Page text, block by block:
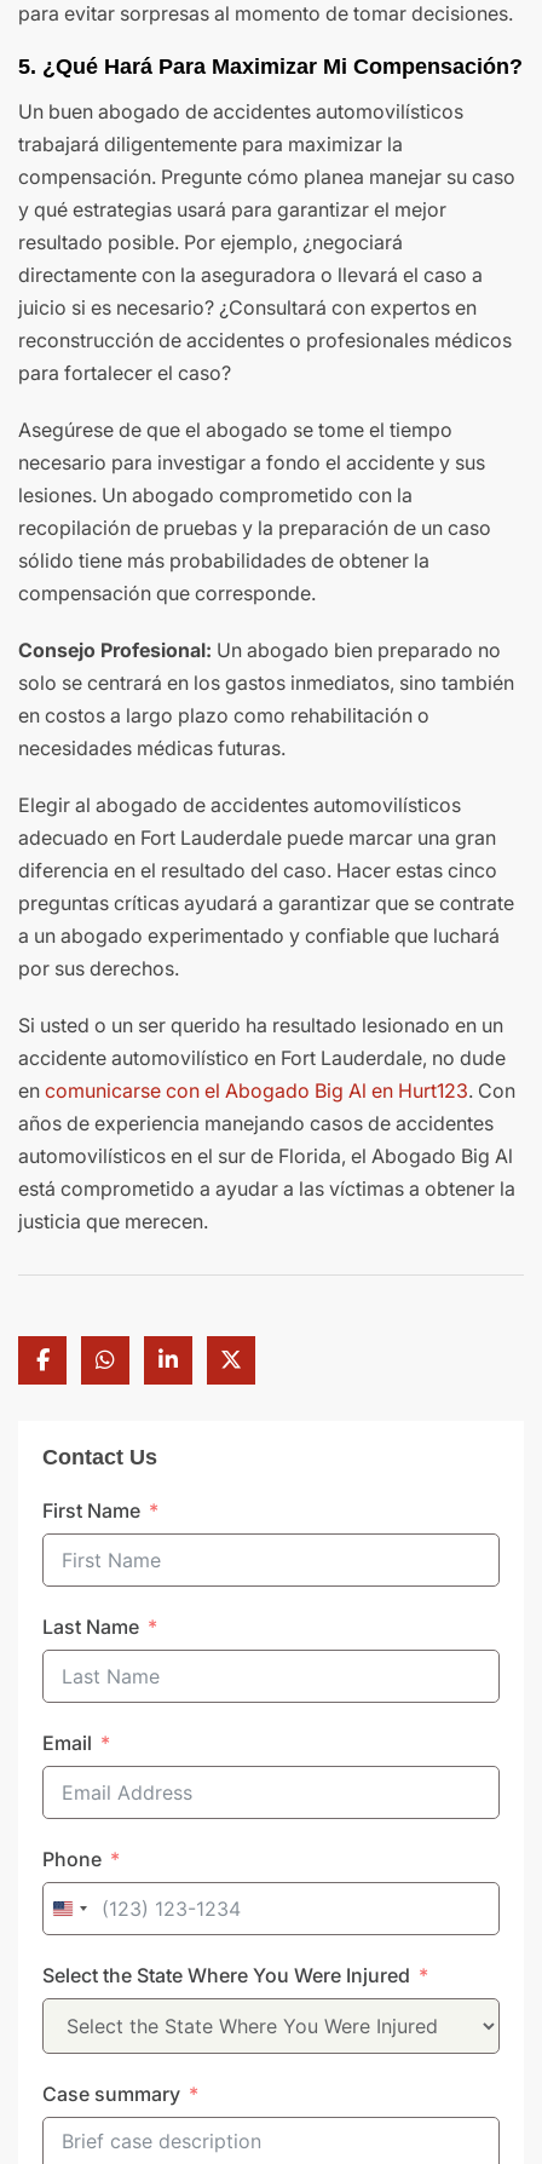
para evitar sorpresas al momento de tomar decisiones.
5. ¿Qué Hará Para Maximizar Mi Compensación?
Un buen abogado de accidentes automovilísticos
trabajará diligentemente para maximizar la
compensación. Pregunte cómo planea manejar su caso
y qué estrategias usará para garantizar el mejor
resultado posible. Por ejemplo, ¿negociará
directamente con la aseguradora o llevará el caso a
juicio si es necesario? ¿Consultará con expertos en
reconstrucción de accidentes o profesionales médicos
para fortalecer el caso?
Asegúrese de que el abogado se tome el tiempo
necesario para investigar a fondo el accidente y sus
lesiones. Un abogado comprometido con la
recopilación de pruebas y la preparación de un caso
sólido tiene más probabilidades de obtener la
compensación que corresponde.
Consejo Profesional: Un abogado bien preparado no
solo se centrará en los gastos inmediatos, sino también
en costos a largo plazo como rehabilitación o
necesidades médicas futuras.
Elegir al abogado de accidentes automovilísticos
adecuado en Fort Lauderdale puede marcar una gran
diferencia en el resultado del caso. Hacer estas cinco
preguntas críticas ayudará a garantizar que se contrate
a un abogado experimentado y confiable que luchará
por sus derechos.
Si usted o un ser querido ha resultado lesionado en un
accidente automovilístico en Fort Lauderdale, no dude
en comunicarse con el Abogado Big Al en Hurt123. Con
años de experiencia manejando casos de accidentes
automovilísticos en el sur de Florida, el Abogado Big Al
está comprometido a ayudar a las víctimas a obtener la
justicia que merecen.
Contact Us
First Name
Last Name
Email
Phone
United
+1
Select the State Where You Were Injured
Case summary